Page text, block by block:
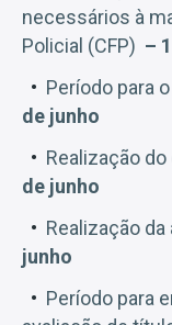
necessários à
Policial (CFP) –
Período para
de junho
Realização
de junho
Realização
junho
Período para